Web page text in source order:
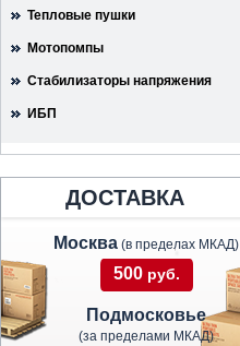
Тепловые пушки
Мотопомпы
Стабилизаторы напряжения
ИБП
ДОСТАВКА
Москва (в пределах МКАД)
500 руб.
Подмосковье
(за пределами МКАД)